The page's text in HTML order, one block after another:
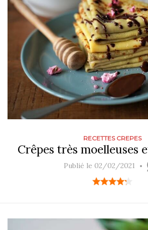
RECETTES CREPES
Crêpes très moelleuses
Publié le 02/02/2021